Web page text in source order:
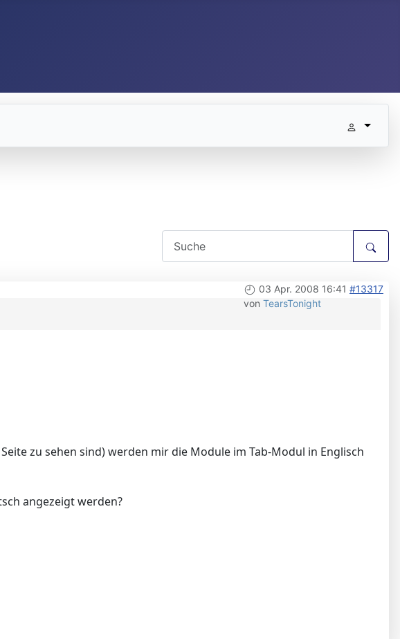
03 Apr. 2008 16:41 #13317
von TearsTonight
zu sehen sind) werden mir die Module im Tab-Modul in Englisch
angezeigt werden?